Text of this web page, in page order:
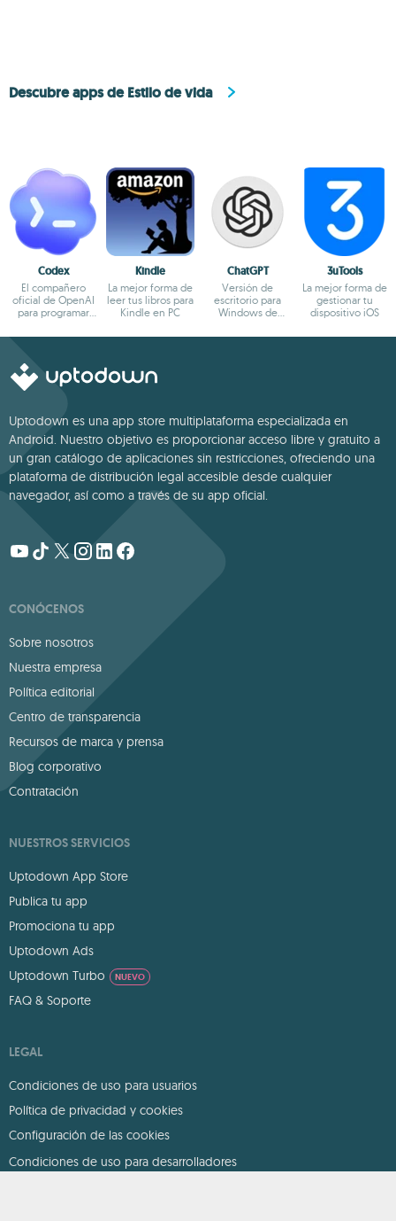
Descubre apps de Estilo de vida
Codex
El compañero
oficial de OpenAI
para programar
Kindle
La mejor forma de
leer tus libros para
Kindle en PC
ChatGPT
Versión de
escritorio para
Windows de
3uTools
La mejor forma de
gestionar tu
dispositivo iOS
Uptodown es una app store multiplataforma especializada en
Android. Nuestro objetivo es proporcionar acceso libre y gratuito a
un gran catálogo de aplicaciones sin restricciones, ofreciendo una
plataforma de distribución legal accesible desde cualquier
navegador, así como a través de su app oficial.
CONÓCENOS
Sobre nosotros
Nuestra empresa
Política editorial
Centro de transparencia
Recursos de marca y prensa
Blog corporativo
Contratación
NUESTROS SERVICIOS
Uptodown App Store
Publica tu app
Promociona tu app
Uptodown Ads
Uptodown Turbo
NUEVO
FAQ & Soporte
LEGAL
Condiciones de uso para usuarios
Política de privacidad y cookies
Configuración de las cookies
Condiciones de uso para desarrolladores